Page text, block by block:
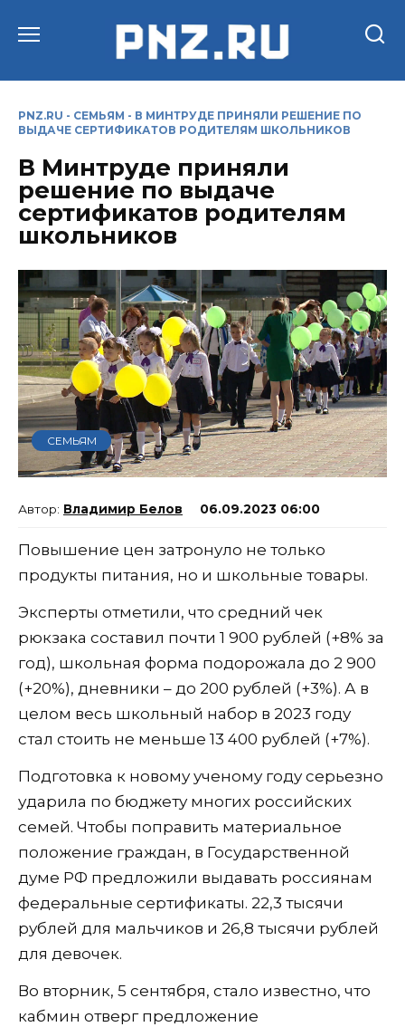
PNZ.RU - СЕМЬЯМ - В МИНТРУДЕ ПРИНЯЛИ РЕШЕНИЕ ПО
ВЫДАЧЕ СЕРТИФИКАТОВ РОДИТЕЛЯМ ШКОЛЬНИКОВ
В Минтруде приняли
решение по выдаче
сертификатов родителям
школьников
СЕМЬЯМ
Владимир Белов 06.09.2023 06:00
Повышение цен затронуло не только
продукты питания, но и школьные товары.
Эксперты отметили, что средний чек
рюкзака составил почти 1 900 рублей (+8% за
год), школьная форма подорожала до 2 900
(+20%), дневники – до 200 рублей (+3%). А в
целом весь школьный набор в 2023 году
стал стоить не меньше 13 400 рублей (+7%).
Подготовка к новому ученому году серьезно
ударила по бюджету многих российских
семей. Чтобы поправить материальное
положение граждан, в Государственной
думе РФ предложили выдавать россиянам
федеральные сертификаты. 22,3 тысячи
рублей для мальчиков и 26,8 тысячи рублей
для девочек.
Во вторник, 5 сентября, стало известно, что
кабмин отверг предложение